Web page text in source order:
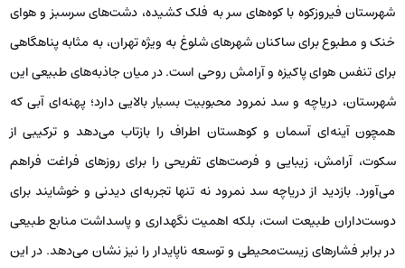
شهرستان فیروزکوه با کوه‌های سر به فلک کشیده، دشت‌های سرسبز و هوای
خنک و مطبوع برای ساکنان شهرهای شلوغ به ویژه تهران، به مثابه پناهگاهی
برای تنفس هوای پاکیزه و آرامش روحی است. در میان جاذبه‌های طبیعی این
شهرستان، دریاچه و سد نمرود محبوبیت بسیار بالایی دارد؛ پهنه‌ای آبی که
همچون آینه‌ای آسمان و کوهستان اطراف را بازتاب می‌دهد و ترکیبی از
سکوت، آرامش، زیبایی و فرصت‌های تفریحی را برای روزهای فراغت فراهم
می‌آورد. بازدید از دریاچه سد نمرود نه تنها تجربه‌ای دیدنی و خوشایند برای
دوست‌داران طبیعت است، بلکه اهمیت نگهداری و پاسداشت منابع طبیعی
در برابر فشارهای زیست‌محیطی و توسعه ناپایدار را نیز نشان می‌دهد. در این